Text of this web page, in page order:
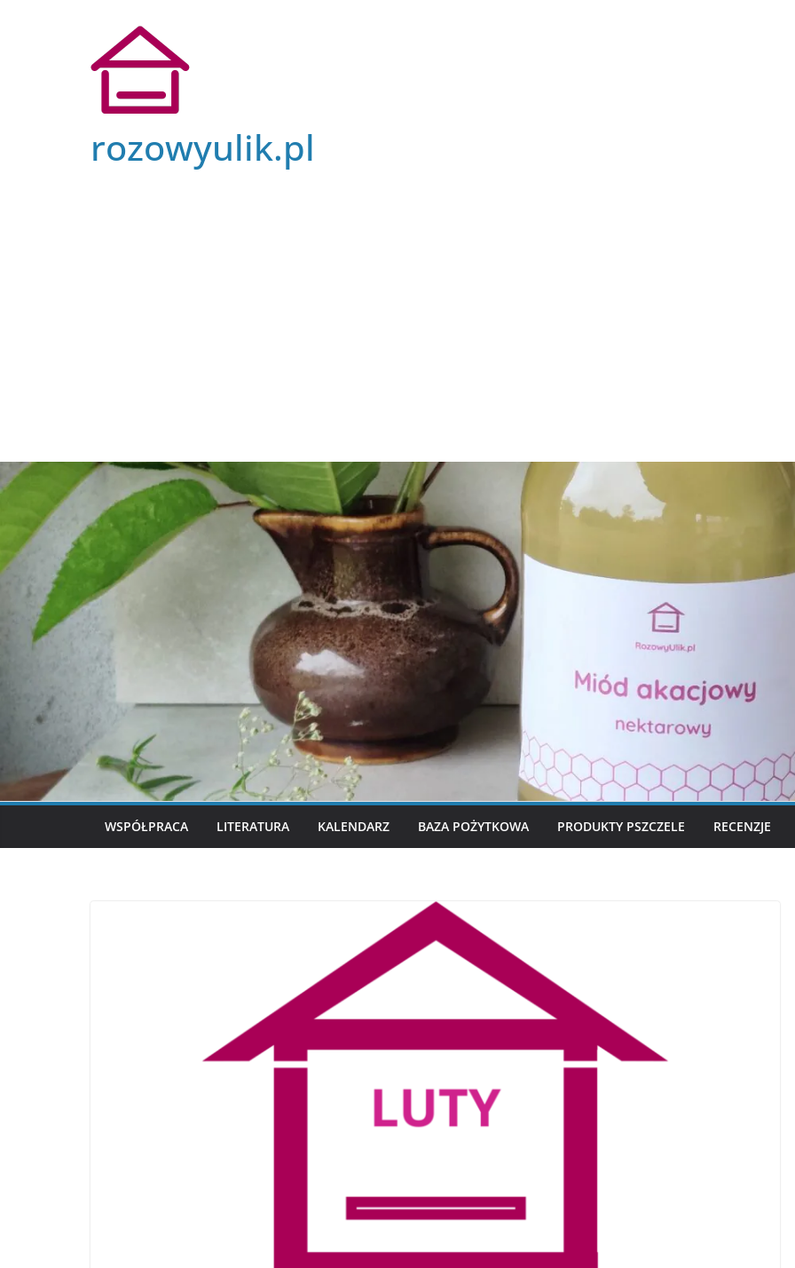
rozowyulik.pl
WSPÓŁPRACA LITERATURA KALENDARZ BAZA POŻYTKOWA PRODUKTY PSZCZELE RECENZJE